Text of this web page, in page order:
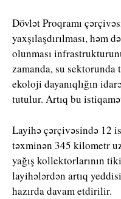
Dövlət Proqramı
yaxşılaşdırılması, həm
olunması
zamanda, su
ekoloji dayanıqlığın
tutulur. Artıq bu
Layihə çərçivəsində 12
təxminən 345 kilometr
yağış kollektorlarının
layihələrdən artıq
hazırda davam etdirilir.